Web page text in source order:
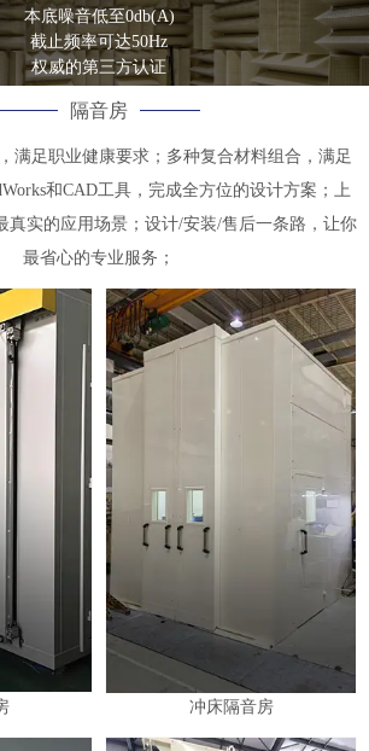
本底噪音低至0db(A)
截止频率可达50Hz
权威的第三方认证
隔音房
满足职业健康要求；多种复合材料组合，满足
和CAD工具，完成全方位的设计方案；上
真实的应用场景；设计/安装/售后一条路，让你
最省心的专业服务；
冲床隔音房